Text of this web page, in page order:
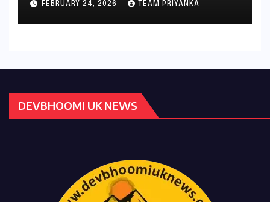
FEBRUARY 24, 2026 TEAM PRIYANKA
DEVBHOOMI UK NEWS